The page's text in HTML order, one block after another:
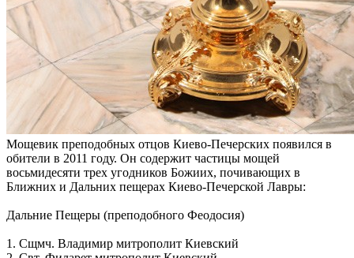
Мощевик преподобных отцов Киево-Печерских появился в
обители в 2011 году. Он содержит частицы мощей
восьмидесяти трех угодников Божиих, почивающих в
Ближних и Дальних пещерах Киево-Печерской Лавры:
Дальние Пещеры (преподобного Феодосия)
1. Сщмч. Владимир митрополит Киевский